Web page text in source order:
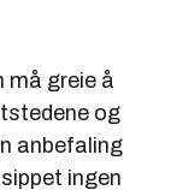
må greie å
og
anbefaling
ingen